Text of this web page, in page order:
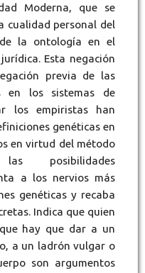
Moderna, que se
cualidad personal del
la ontología en el
Esta negación
previa de las
en los sistemas de
los empiristas han
genéticas en
en virtud del método
posibilidades
a los nervios más
genéticas y recaba
Indica que quien
hay que dar a un
a un ladrón vulgar o
son argumentos